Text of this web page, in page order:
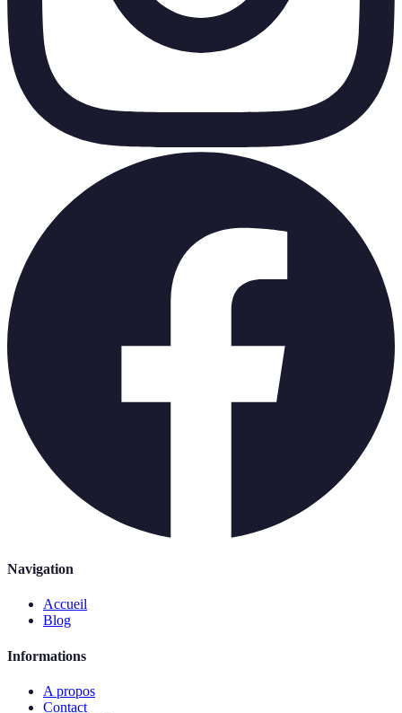
Navigation
Accueil
Blog
Informations
A propos
Contact